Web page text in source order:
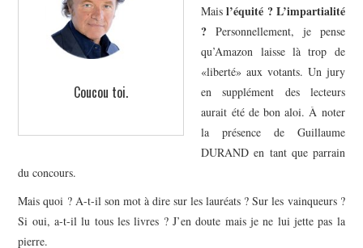
Coucou toi.
Maisl’équité ? L’impartialité
? Personnellement, je pense
qu’Amazon laisse là trop de
«liberté» aux votants. Un jury
en supplément des lecteurs
aurait été de bon aloi. À noter
la présence de Guillaume
DURAND en tant que parrain
du concours.
Mais quoi ? A-t-il son mot à dire sur les lauréats ? Sur les vainqueurs ?
Si oui, a-t-il lu tous les livres ? J’en doute mais je ne lui jette pas la
pierre.